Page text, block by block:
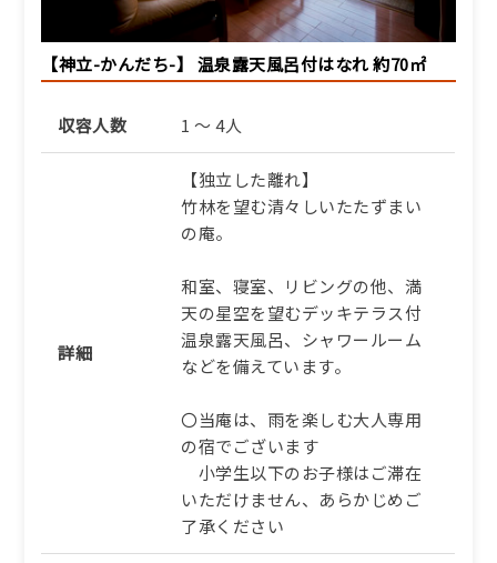
ふるさと納税宿泊クーポン対象施
設
【冬早割60】早めのご予約
冬を映すタグ付き活松葉蟹
と銘牛・但馬牛【AG】
1泊2食付き
126,126円/人/泊 ～
ふるさと納税宿泊クーポン対象施
設
で最大9％引き。蟹しゃぶ
メイン、タグ付き活松葉蟹
をお一人様二杯【AP】
1泊2食付き
128,228円/人/泊 ～
【通年｜但馬牛】山海の滋
味が息づく「海の京料理」
と但馬牛しゃぶしゃぶ
【AHt】
1泊2食付き
58,905円/人/泊 ～
ふるさと納税宿泊クーポン対象施
設
【通年｜一人旅】耽溺
の”ひとり時間”、もう一つ
の京都、丹後で過ごす静謐
の休日【AH】
1泊2食付き
76,230円/人/泊 ～
詳細
【神立-かんだち-】 温泉露天風呂付はなれ 約70㎡
収容人数 1 ～ 4人
詳細
【独立した離れ】
竹林を望む清々しいたたずまい
の庵。
和室、寝室、リビングの他、満
天の星空を望むデッキテラス付
温泉露天風呂、シャワールーム
などを備えています。
〇当庵は、雨を楽しむ大人専用
の宿でございます
小学生以下のお子様はご滞在
いただけません、あらかじめご
了承ください